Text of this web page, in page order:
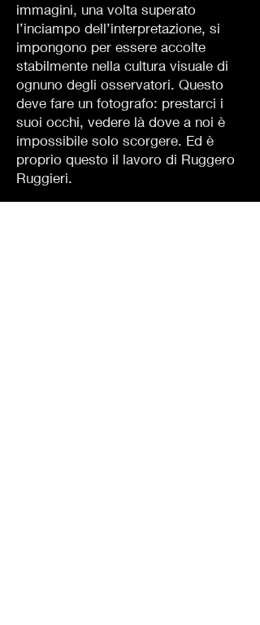
immagini, una volta superato
l’inciampo dell’interpretazione, si
impongono per essere accolte
stabilmente nella cultura visuale di
ognuno degli osservatori. Questo
deve fare un fotografo: prestarci i
suoi occhi, vedere là dove a noi è
impossibile solo scorgere. Ed è
proprio questo il lavoro di Ruggero
Ruggieri.